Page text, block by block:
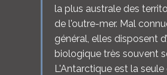
la plus australe des
de l'outre-mer. Mal
général, elles disposent
biologique très souvent
L'Antarctique est la